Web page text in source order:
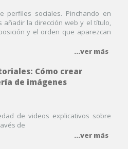
perfiles sociales. Pinchando en
la dirección web y el título,
y el orden que aparezcan
...ver más
Cómo crear
de imágenes
de videos explicativos sobre
de
...ver más